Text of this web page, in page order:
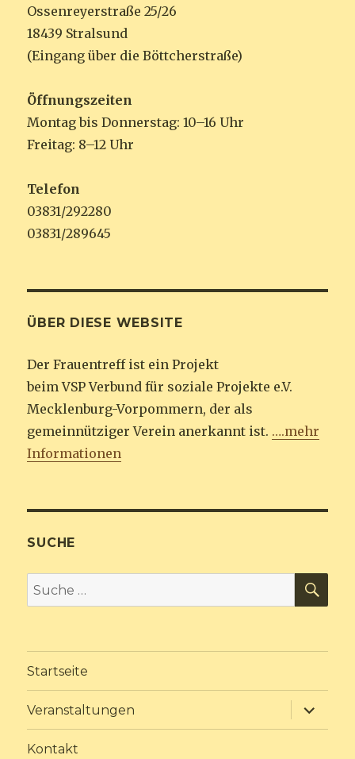
Ossenreyerstraße 25/26
18439 Stralsund
(Eingang über die Böttcherstraße)
Öffnungszeiten
Montag bis Donnerstag: 10–16 Uhr
Freitag: 8–12 Uhr
Telefon
03831/292280
03831/289645
ÜBER DIESE WEBSITE
Der Frauentreff ist ein Projekt
beim VSP Verbund für soziale Projekte e.V.
Mecklenburg-Vorpommern, der als
gemeinnütziger Verein anerkannt ist. ….mehr
Informationen
SUCHE
Suche
nach:
Startseite
Veranstaltungen
Kontakt